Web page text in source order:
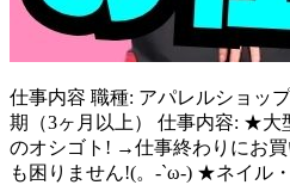
仕事内容 職種: アパレルショッ
期（3ヶ月以上） 仕事内容: ★大
のオシゴト! →仕事終わりにお買
も困りません!(。-`ω-) ★ネイル